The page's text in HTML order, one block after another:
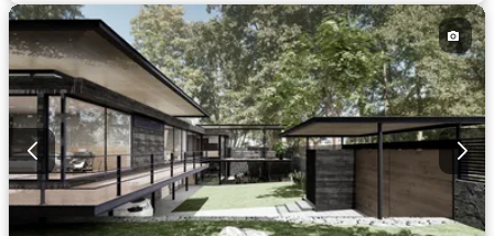
Agua
Cuarto de Limpieza Zonas verdes
Despacho
Recámara con closet
Caseta de vigilancia Sin amueblar